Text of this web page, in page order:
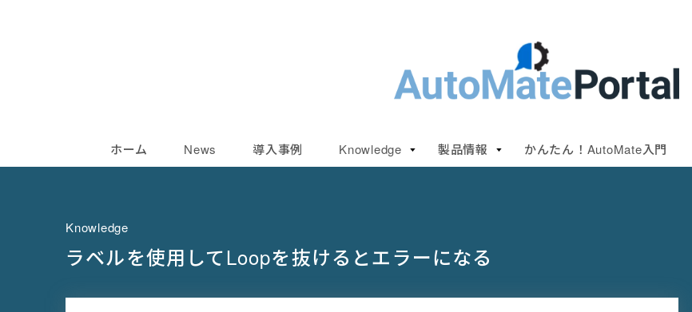
ホーム News 導入事例 Knowledge 製品情報 かんたん！AutoMate入門
Knowledge
ラベルを使用してLoopを抜けるとエラーになる